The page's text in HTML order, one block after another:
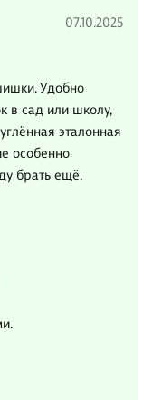
07.10.2025
Удобно
в сад или школу,
эталонная
особенно
брать ещё.